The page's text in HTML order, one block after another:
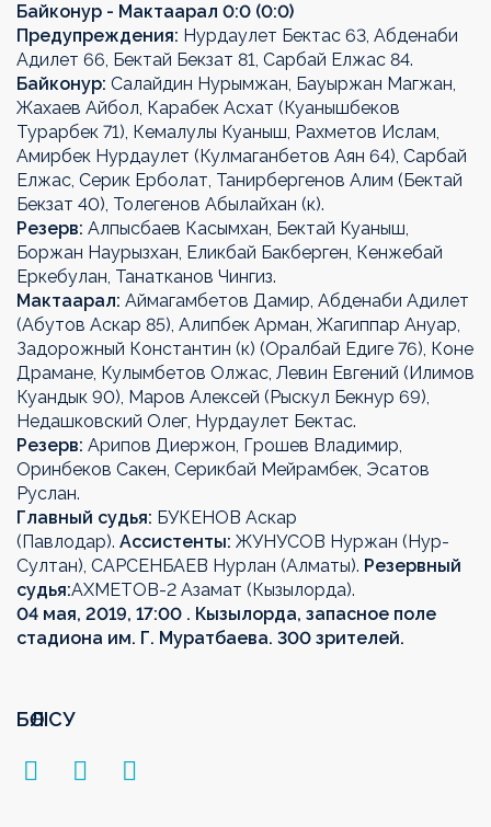
Байконур - Мактаарал 0:0 (0:0)
Предупреждения: Нурдаулет Бектас 63, Абденаби
Адилет 66, Бектай Бекзат 81, Сарбай Елжас 84.
Байконур: Салайдин Нурымжан, Бауыржан Магжан,
Жахаев Айбол, Карабек Асхат (Куанышбеков
Турарбек 71), Кемалулы Куаныш, Рахметов Ислам,
Амирбек Нурдаулет (Кулмаганбетов Аян 64), Сарбай
Елжас, Серик Ерболат, Танирбергенов Алим (Бектай
Бекзат 40), Толегенов Абылайхан (к).
Резерв: Алпысбаев Касымхан, Бектай Куаныш,
Боржан Наурызхан, Еликбай Бакберген, Кенжебай
Еркебулан, Танатканов Чингиз.
Мактаарал: Аймагамбетов Дамир, Абденаби Адилет
(Абутов Аскар 85), Алипбек Арман, Жагиппар Ануар,
Задорожный Константин (к) (Оралбай Едиге 76), Коне
Драмане, Кулымбетов Олжас, Левин Евгений (Илимов
Куандык 90), Маров Алексей (Рыскул Бекнур 69),
Недашковский Олег, Нурдаулет Бектас.
Резерв: Арипов Диержон, Грошев Владимир,
Оринбеков Сакен, Серикбай Мейрамбек, Эсатов
Руслан.
Главный судья: БУКЕНОВ Аскар
(Павлодар). Ассистенты: ЖУНУСОВ Нуржан (Нур-
Султан), САРСЕНБАЕВ Нурлан (Алматы). Резервный
судья:АХМЕТОВ-2 Азамат (Кызылорда).
04 мая, 2019, 17:00 . Кызылорда, запасное поле
стадиона им. Г. Муратбаева. 300 зрителей.
БӨЛІСУ